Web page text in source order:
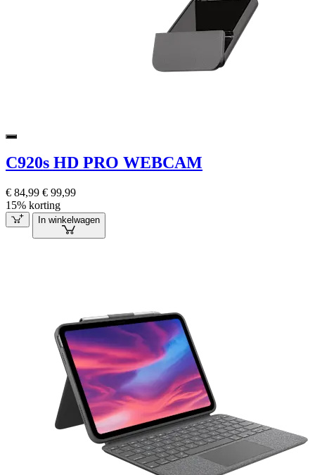
C920s HD PRO WEBCAM
€ 84,99 € 99,99
15% korting
In winkelwagen